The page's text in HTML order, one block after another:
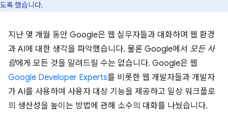
도록 했습니다.
지난 몇 개월 동안 Google은 웹 실무자들과 대화하며 웹 환경
과 AI에 대한 생각을 파악했습니다. 물론 Google에서 모든 사
람에게 모든 것을 알려드릴 수는 없습니다. Google은 웹
Google Developer Experts를 비롯한 웹 개발자들과 개발자
가 AI를 사용하여 사용자 대상 기능을 제공하고 일상 워크플로
의 생산성을 높이는 방법에 관해 소수의 대화를 나눴습니다.